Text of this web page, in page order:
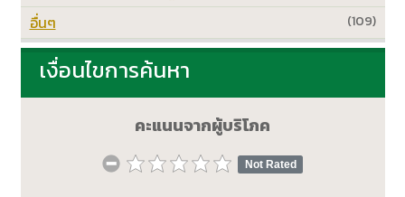
(109)
อื่นๆ
เงื่อนไขการค้นหา
คะแนนจากผู้บริโภค
Not Rated